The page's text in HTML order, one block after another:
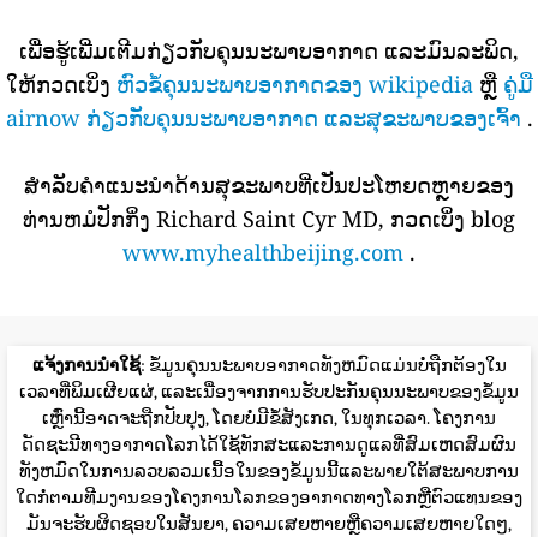
ເພື່ອຮູ້ເພີ່ມເຕີມກ່ຽວກັບຄຸນນະພາບອາກາດ ແລະມົນລະພິດ,
ໃຫ້ກວດເບິ່ງ ຫົວຂໍ້ຄຸນນະພາບອາກາດຂອງ wikipedia ຫຼື ຄູ່ມື
airnow ກ່ຽວກັບຄຸນນະພາບອາກາດ ແລະສຸຂະພາບຂອງເຈົ້າ .
ສໍາລັບຄໍາແນະນໍາດ້ານສຸຂະພາບທີ່ເປັນປະໂຫຍດຫຼາຍຂອງ
ທ່ານຫມໍປັກກິ່ງ Richard Saint Cyr MD, ກວດເບິ່ງ blog
www.myhealthbeijing.com .
ແຈ້ງການນໍາໃຊ້: ຂໍ້ມູນຄຸນນະພາບອາກາດທັງຫມົດແມ່ນບໍ່ຖືກຕ້ອງໃນ
ເວລາທີ່ພິມເຜີຍແຜ່, ແລະເນື່ອງຈາກການຮັບປະກັນຄຸນນະພາບຂອງຂໍ້ມູນ
ເຫຼົ່ານີ້ອາດຈະຖືກປັບປຸງ, ໂດຍບໍ່ມີຂໍ້ສັງເກດ, ໃນທຸກເວລາ. ໂຄງການ
ດັດຊະນີທາງອາກາດໂລກໄດ້ໃຊ້ທັກສະແລະການດູແລທີ່ສົມເຫດສົມຜົນ
ທັງຫມົດໃນການລວບລວມເນື້ອໃນຂອງຂໍ້ມູນນີ້ແລະພາຍໃຕ້ສະພາບການ
ໃດກໍ່ຕາມທີມງານຂອງໂຄງການໂລກຂອງອາກາດທາງໂລກຫຼືຕົວແທນຂອງ
ມັນຈະຮັບຜິດຊອບໃນສັນຍາ, ຄວາມເສຍຫາຍຫຼືຄວາມເສຍຫາຍໃດໆ,